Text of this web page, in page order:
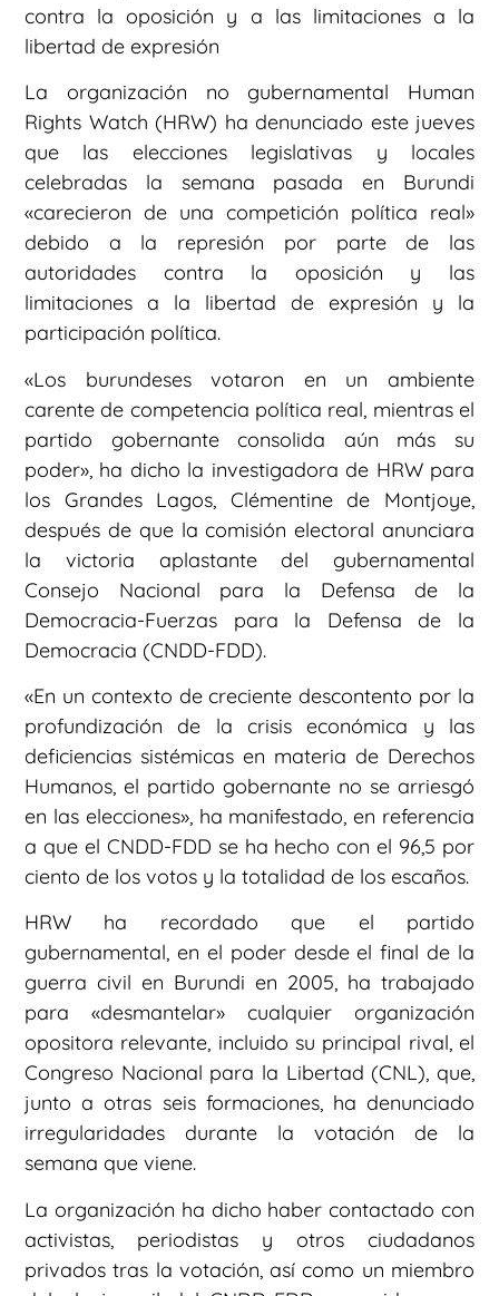
contra la oposición y a las limitaciones a la
libertad de expresión
La organización no gubernamental Human
Rights Watch (HRW) ha denunciado este jueves
que las elecciones legislativas y locales
celebradas la semana pasada en Burundi
«carecieron de una competición política real»
debido a la represión por parte de las
autoridades contra la oposición y las
limitaciones a la libertad de expresión y la
participación política.
«Los burundeses votaron en un ambiente
carente de competencia política real, mientras el
partido gobernante consolida aún más su
poder», ha dicho la investigadora de HRW para
los Grandes Lagos, Clémentine de Montjoye,
después de que la comisión electoral anunciara
la victoria aplastante del gubernamental
Consejo Nacional para la Defensa de la
Democracia-Fuerzas para la Defensa de la
Democracia (CNDD-FDD).
«En un contexto de creciente descontento por la
profundización de la crisis económica y las
deficiencias sistémicas en materia de Derechos
Humanos, el partido gobernante no se arriesgó
en las elecciones», ha manifestado, en referencia
a que el CNDD-FDD se ha hecho con el 96,5 por
ciento de los votos y la totalidad de los escaños.
HRW ha recordado que el partido
gubernamental, en el poder desde el final de la
guerra civil en Burundi en 2005, ha trabajado
para «desmantelar» cualquier organización
opositora relevante, incluido su principal rival, el
Congreso Nacional para la Libertad (CNL), que,
junto a otras seis formaciones, ha denunciado
irregularidades durante la votación de la
semana que viene.
La organización ha dicho haber contactado con
activistas, periodistas y otros ciudadanos
privados tras la votación, así como un miembro